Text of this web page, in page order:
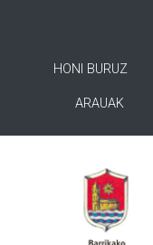
HONI BURUZ
ARAUAK